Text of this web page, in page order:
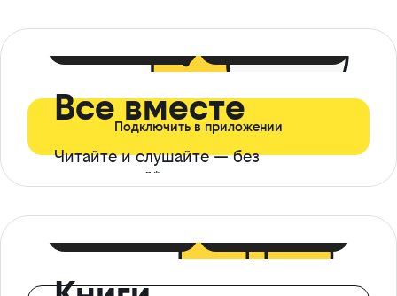
Все вместе
Читайте и слушайте — без
ограничений*
Подключить в приложении